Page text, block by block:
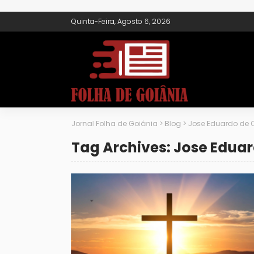
Quinta-Feira, Agosto 6, 2026
Jornal Folha de Goiânia > Blog > Jose Eduardo de
Tag Archives: Jose